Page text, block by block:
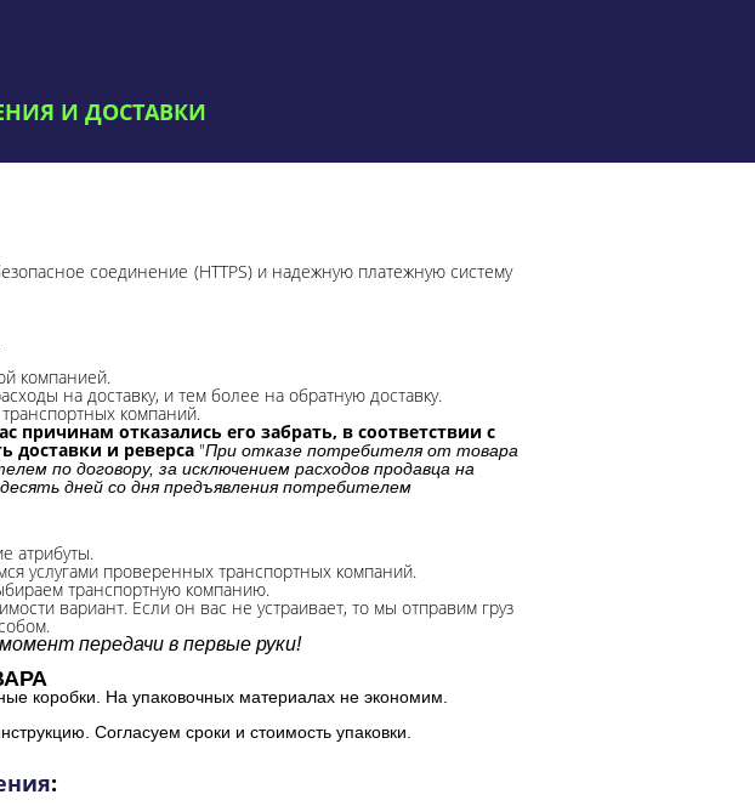
И ДОСТАВКИ
соединение (HTTPS) и надежную платежную систему
компанией.
на доставку, и тем более на обратную доставку.
компаний.
отказались его забрать, в соответствии с
доставки и реверса "При отказе потребителя от товара
по договору, за исключением расходов продавца на
дней со дня предъявления потребителем
атрибуты.
услугами проверенных транспортных компаний.
транспортную компанию.
вариант. Если он вас не устраивает, то мы отправим груз
передачи в первые руки!
коробки. На упаковочных материалах не экономим.
Согласуем сроки и стоимость упаковки.
: